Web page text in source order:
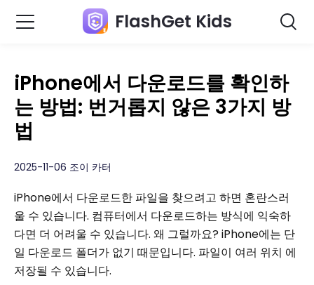
FlashGet Kids
iPhone에서 다운로드를 확인하
는 방법: 번거롭지 않은 3가지 방
법
2025-11-06 조이 카터
iPhone에서 다운로드한 파일을 찾으려고 하면 혼란스러
울 수 있습니다. 컴퓨터에서 다운로드하는 방식에 익숙하
다면 더 어려울 수 있습니다. 왜 그럴까요? iPhone에는 단
일 다운로드 폴더가 없기 때문입니다. 파일이 여러 위치 에
저장될 수 있습니다.